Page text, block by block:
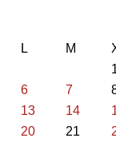
L
M
6
7
13
14
20
21